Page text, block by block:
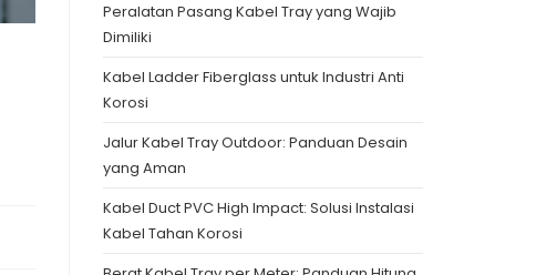
Peralatan Pasang Kabel Tray yang Wajib
Dimiliki
Kabel Ladder Fiberglass untuk Industri Anti
Korosi
Jalur Kabel Tray Outdoor: Panduan Desain
yang Aman
Kabel Duct PVC High Impact: Solusi Instalasi
Kabel Tahan Korosi